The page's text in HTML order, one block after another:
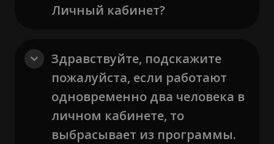
Личный кабинет?
Здравствуйте, подскажите
пожалуйста, если работают
одновременно два человека в
личном кабинете, то
выбрасывает из программы.